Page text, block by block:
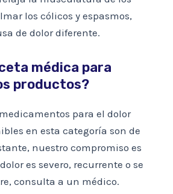
los cólicos y espasmos,
de dolor diferente.
médica para
productos?
para el dolor
en esta categoría son de
nuestro compromiso es
es severo, recurrente o se
consulta a un médico.